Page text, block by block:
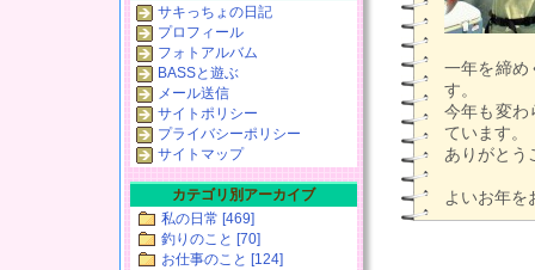
一年を締め
す。
今年も変わ
ています。
ありがとう
よいお年を
サキっちょの日記
プロフィール
フォトアルバム
BASSと遊ぶ
メール送信
サイトポリシー
プライバシーポリシー
サイトマップ
カテゴリ別アーカイブ
私の日常 [469]
釣りのこと [70]
お仕事のこと [124]